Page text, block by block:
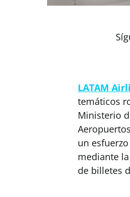
LATAM
temáticos
Ministerio
un
mediante
de billetes